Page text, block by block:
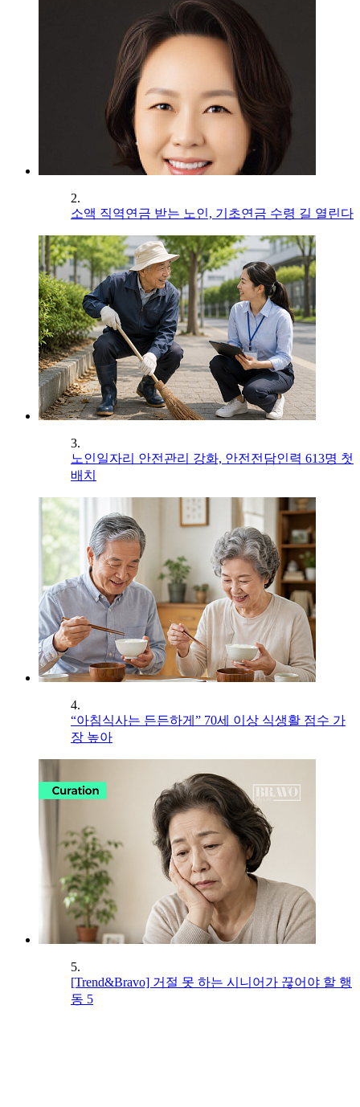
2.
소액 직역연금 받는 노인, 기초연금 수령 길 열린다
3.
노인일자리 안전관리 강화, 안전전담인력 613명 첫
배치
4.
“아침식사는 든든하게” 70세 이상 식생활 점수 가
장 높아
5.
[Trend&Bravo] 거절 못 하는 시니어가 끊어야 할 행
동 5